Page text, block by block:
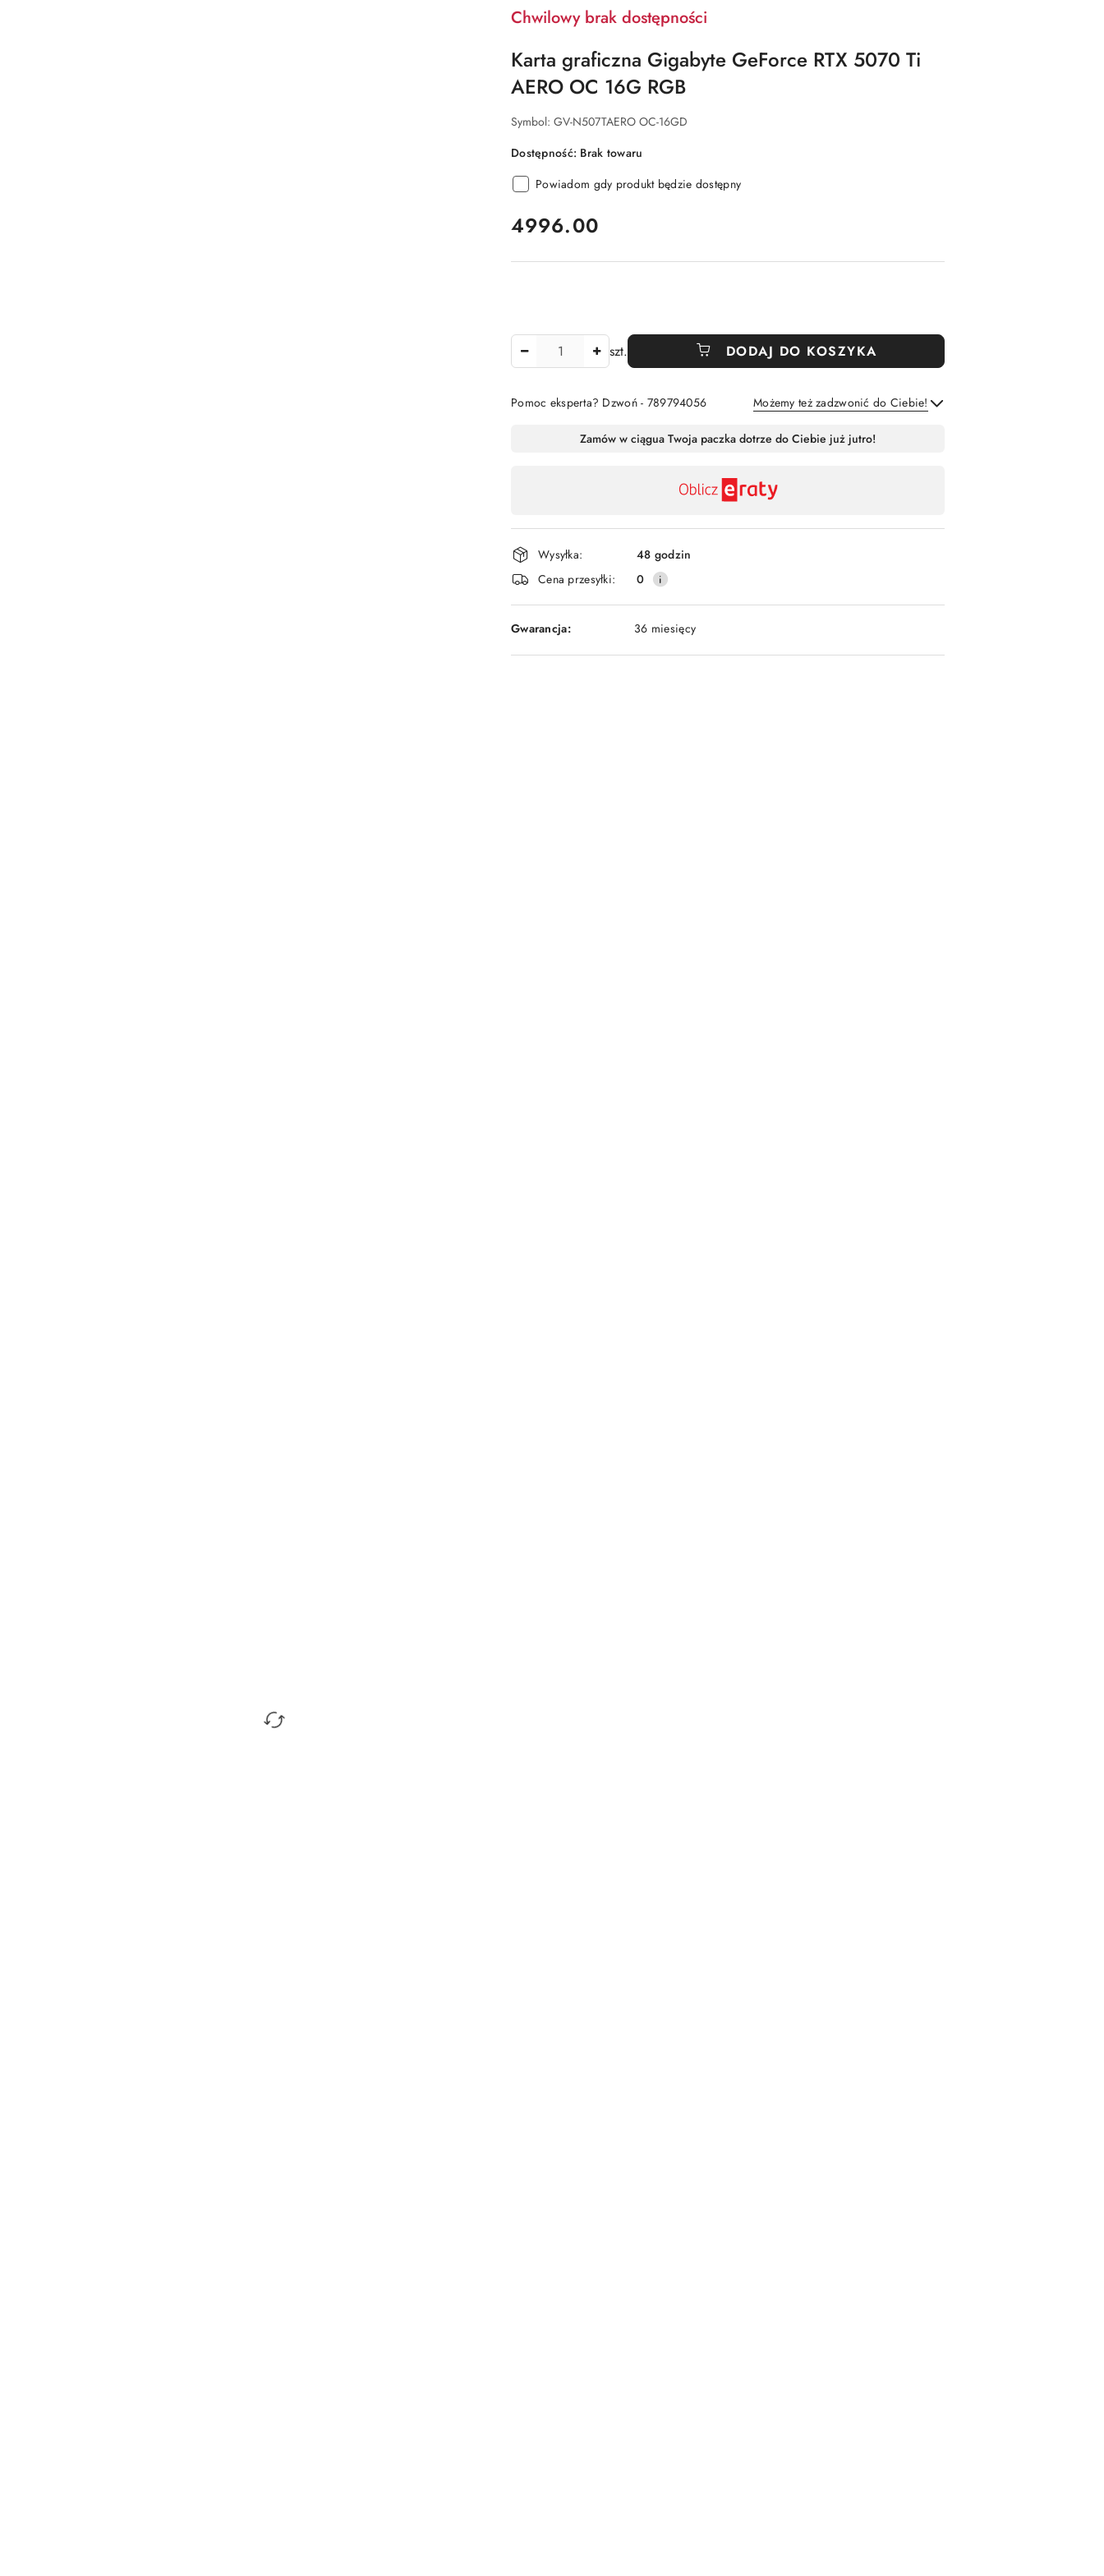
Chwilowy brak dostępności
Karta graficzna Gigabyte GeForce RTX 5070 Ti
AERO OC 16G RGB
Symbol: GV-N507TAERO OC-16GD
Dostępność: Brak towaru
Powiadom gdy produkt będzie dostępny
cena:
4996.00
szt. DODAJ DO KOSZYKA
Pomoc eksperta? Dzwoń - 789794056 Możemy też zadzwonić do Ciebie!
Dostępność
dostawa
Zamów w ciągua Twoja paczka dotrze do Ciebie już jutro!
Wysyłka:
48 godzin
Cena przesyłki:
0
Gwarancja: 36 miesięcy